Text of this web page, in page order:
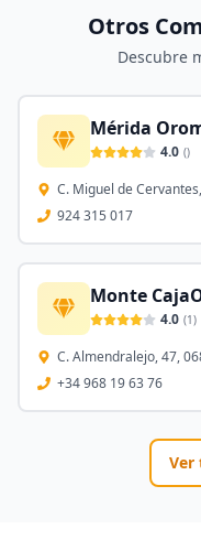
Otros
Descubre
Mérida
4.0 ()
C. Miguel de
924 315 017
Monte
4.0 (1)
C. Almendralejo, 47,
+34 968 19 63 76
Ver